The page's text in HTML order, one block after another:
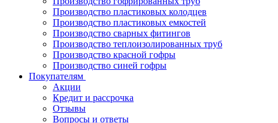
Производство пластиковых колодцев
Производство пластиковых емкостей
Производство сварных фитингов
Производство теплоизолированных труб
Производство красной гофры
Производство синей гофры
Покупателям
Акции
Кредит и рассрочка
Отзывы
Вопросы и ответы